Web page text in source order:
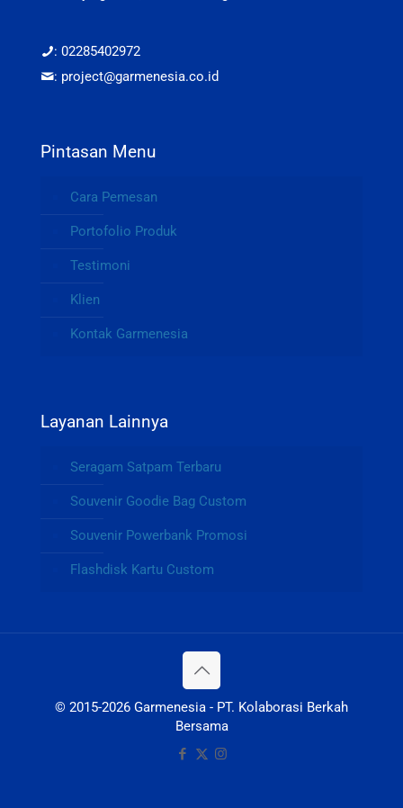
: 02285402972
: project@garmenesia.co.id
Pintasan Menu
Cara Pemesan
Portofolio Produk
Testimoni
Klien
Kontak Garmenesia
Layanan Lainnya
Seragam Satpam Terbaru
Souvenir Goodie Bag Custom
Souvenir Powerbank Promosi
Flashdisk Kartu Custom
© 2015-2026 Garmenesia - PT. Kolaborasi Berkah
Bersama